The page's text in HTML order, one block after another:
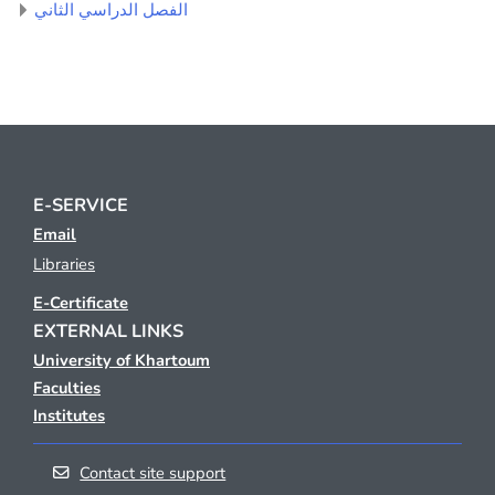
الفصل الدراسي الثاني
E-SERVICE
Email
Libraries
E-Certificate
EXTERNAL LINKS
University of Khartoum
Faculties
Institutes
Contact site support